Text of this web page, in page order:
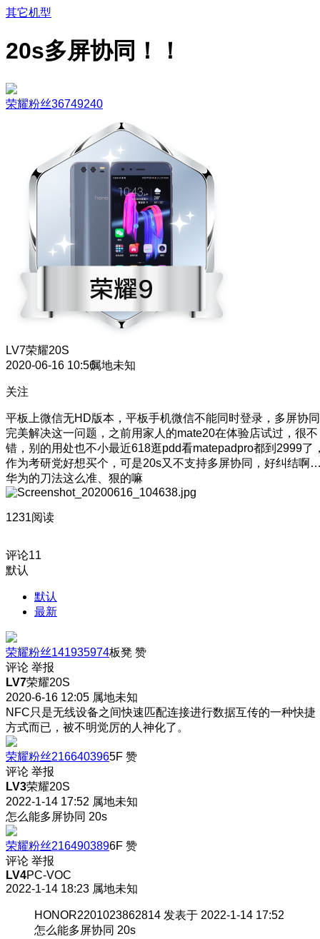
其它机型
20s多屏协同！！
荣耀粉丝36749240
LV7荣耀20S
2020-06-16 10:56属地未知
关注
平板上微信无HD版本，平板手机微信不能同时登录，多屏协同
完美解决这一问题，之前用家人的mate20在体验店试过，很不
错，别的用处也不小最近618逛pdd看matepadpro都到2999了
作为考研党好想买个，可是20s又不支持多屏协同，好纠结啊
华为的刀法这么准、狠的嘛
1231阅读
评论11
默认
默认
最新
荣耀粉丝141935974板凳 赞
评论 举报
LV7荣耀20S
2020-6-16 12:05 属地未知
NFC只是无线设备之间快速匹配连接进行数据互传的一种快捷
方式而已，被不明觉厉的人神化了。
荣耀粉丝2166403965F 赞
评论 举报
LV3荣耀20S
2022-1-14 17:52 属地未知
怎么能多屏协同 20s
荣耀粉丝2164903896F 赞
评论 举报
LV4PC-VOC
2022-1-14 18:23 属地未知
HONOR2201023862814 发表于 2022-1-14 17:52
怎么能多屏协同 20s